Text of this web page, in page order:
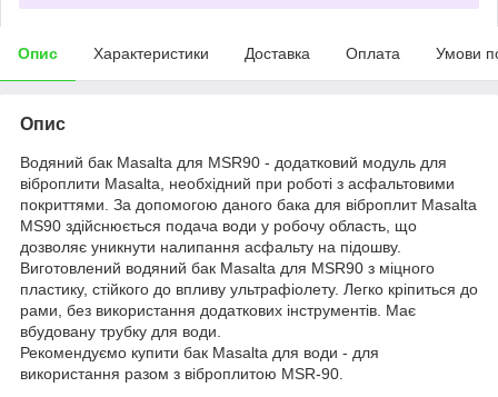
Опис Характеристики Доставка Оплата Умови
Опис
Водяний бак Masalta для MSR90 - додатковий модуль для
віброплити Masalta, необхідний при роботі з асфальтовими
покриттями. За допомогою даного бака для віброплит Masalta
MS90 здійснюється подача води у робочу область, що
дозволяє уникнути налипання асфальту на підошву.
Виготовлений водяний бак Masalta для MSR90 з міцного
пластику, стійкого до впливу ультрафіолету. Легко кріпиться до
рами, без використання додаткових інструментів. Має
вбудовану трубку для води.
Рекомендуємо купити бак Masalta для води - для
використання разом з віброплитою MSR-90.